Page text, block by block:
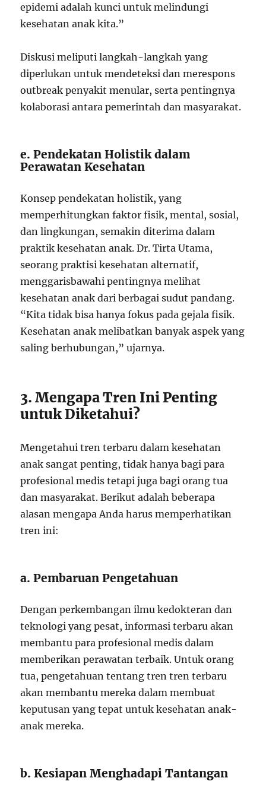
epidemi adalah kunci untuk melindungi
kesehatan anak kita.”
Diskusi meliputi langkah-langkah yang
diperlukan untuk mendeteksi dan merespons
outbreak penyakit menular, serta pentingnya
kolaborasi antara pemerintah dan masyarakat.
e. Pendekatan Holistik dalam
Perawatan Kesehatan
Konsep pendekatan holistik, yang
memperhitungkan faktor fisik, mental, sosial,
dan lingkungan, semakin diterima dalam
praktik kesehatan anak. Dr. Tirta Utama,
seorang praktisi kesehatan alternatif,
menggarisbawahi pentingnya melihat
kesehatan anak dari berbagai sudut pandang.
“Kita tidak bisa hanya fokus pada gejala fisik.
Kesehatan anak melibatkan banyak aspek yang
saling berhubungan,” ujarnya.
3. Mengapa Tren Ini Penting
untuk Diketahui?
Mengetahui tren terbaru dalam kesehatan
anak sangat penting, tidak hanya bagi para
profesional medis tetapi juga bagi orang tua
dan masyarakat. Berikut adalah beberapa
alasan mengapa Anda harus memperhatikan
tren ini:
a. Pembaruan Pengetahuan
Dengan perkembangan ilmu kedokteran dan
teknologi yang pesat, informasi terbaru akan
membantu para profesional medis dalam
memberikan perawatan terbaik. Untuk orang
tua, pengetahuan tentang tren tren terbaru
akan membantu mereka dalam membuat
keputusan yang tepat untuk kesehatan anak-
anak mereka.
b. Kesiapan Menghadapi Tantangan